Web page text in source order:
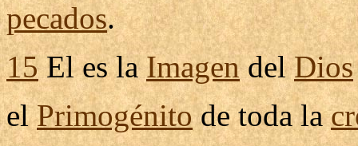
pecados.
15El es laImagendelDios
elPrimogénitode toda la